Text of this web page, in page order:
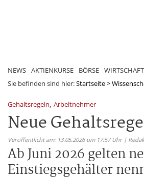
NEWS AKTIENKURSE BÖRSE WIRTSCHAFT
Sie befinden sind hier:Startseite>
Gehaltsregeln, Arbeitnehmer
Neue
Veröffentlicht am: 13.05.2026 um 17:57 Uhr |
Ab Juni 2026 gelten
Einstiegsgehälter